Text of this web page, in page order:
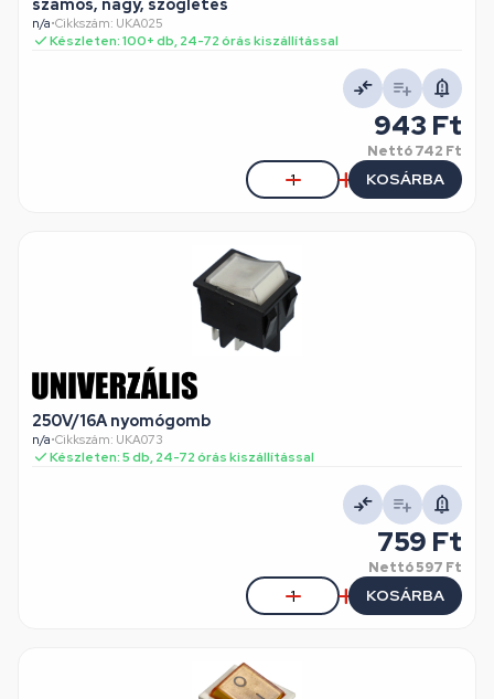
számos, nagy, szögletes
n/a•Cikkszám: UKA025
Készleten: 100+ db, 24-72 órás kiszállítással
943 Ft
Nettó742 Ft
KOSÁRBA
250V/16A nyomógomb
n/a•Cikkszám: UKA073
Készleten: 5 db, 24-72 órás kiszállítással
759 Ft
Nettó597 Ft
KOSÁRBA